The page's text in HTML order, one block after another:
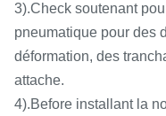
3).Check soutenant
pneumatique pour des
déformation, des
attache.
4).Before installant la